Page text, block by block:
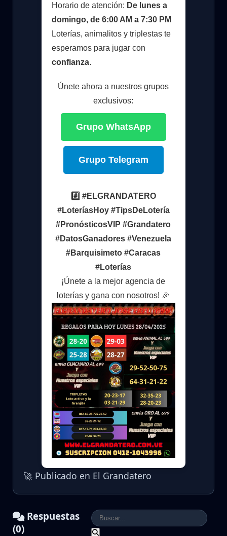
Horario de atención: De lunes a
domingo, de 6:00 AM a 7:30 PM
Loterías, animalitos y triplestas te
esperamos para jugar con
confianza.
Únete ahora a nuestros grupos
exclusivos:
Grupo WhatsApp
Grupo Telegram
#️⃣ #ELGRANDATERO
#LoteríasHoy #TipsDeLotería
#PronósticosVIP #Grandatero
#DatosGanadores #Venezuela
#Barquisimeto #Caracas
#Loterías
¡Únete a la mejor agencia de
loterías y gana con nosotros! 🎉
🚀 Publicado en El Grandatero
Respuestas
(0)